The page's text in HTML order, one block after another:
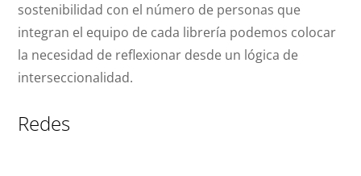
sostenibilidad con el número de personas que
integran el equipo de cada librería podemos colocar
la necesidad de reflexionar desde un lógica de
interseccionalidad.
Redes